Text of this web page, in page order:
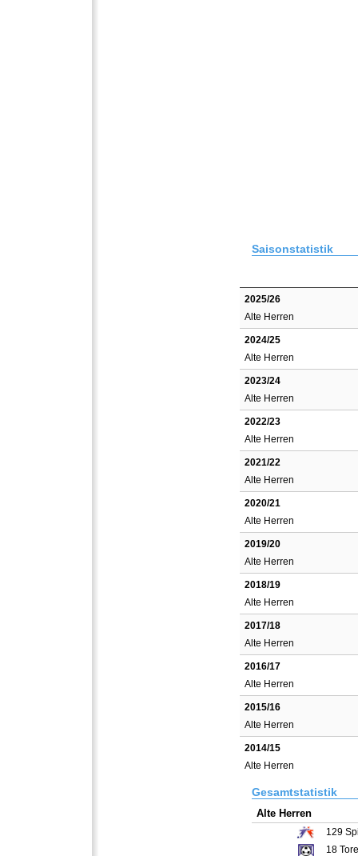
Saisonstatistik
2025/26
Alte Herren
2024/25
Alte Herren
2023/24
Alte Herren
2022/23
Alte Herren
2021/22
Alte Herren
2020/21
Alte Herren
2019/20
Alte Herren
2018/19
Alte Herren
2017/18
Alte Herren
2016/17
Alte Herren
2015/16
Alte Herren
2014/15
Alte Herren
Gesamtstatistik
Alte Herren
129
18 Tore